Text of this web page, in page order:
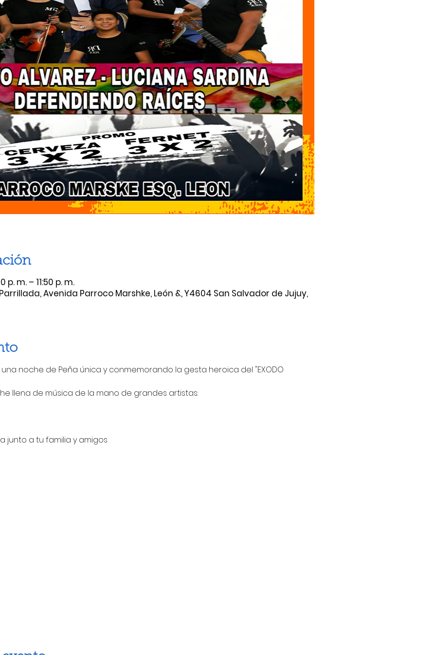
m. – 11:50 p. m.
Avenida Parroco Marshke, León &, Y4604 San Salvador de Jujuy,
noche de Peña única y conmemorando la gesta heroica del "EXODO
llena de música de la mano de grandes artistas:
junto a tu familia y amigos